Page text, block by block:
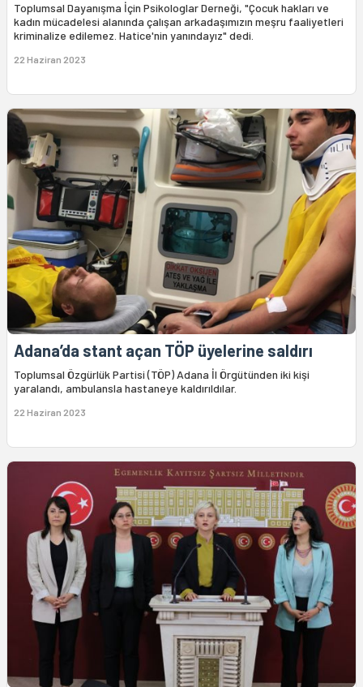
Toplumsal Dayanışma İçin Psikologlar Derneği, "Çocuk hakları ve
kadın mücadelesi alanında çalışan arkadaşımızın meşru faaliyetleri
kriminalize edilemez. Hatice'nin yanındayız" dedi.
22 Haziran 2023
Adana’da stant açan TÖP üyelerine saldırı
Toplumsal Özgürlük Partisi (TÖP) Adana İl Örgütünden iki kişi
yaralandı, ambulansla hastaneye kaldırıldılar.
22 Haziran 2023